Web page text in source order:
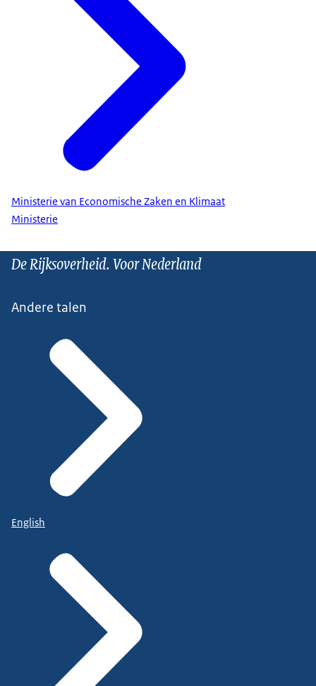
Ministerie van Economische Zaken en Klimaat
Ministerie
De Rijksoverheid. Voor Nederland
Andere talen
English